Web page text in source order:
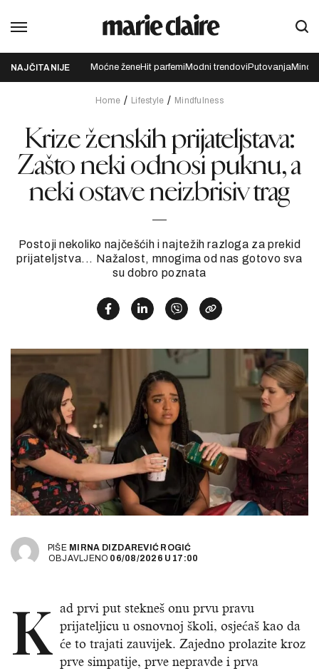
NAJČITANIJE Moćne ženeHit parfemi Modni trendovi Putovanja
Home Lifestyle Mindfulness
Krize ženskih prijateljstava:
Zašto neki odnosi puknu, a
neki ostave neizbrisiv trag
Postoji nekoliko najčešćih i najtežih razloga za prekid
prijateljstva... Nažalost, mnogima od nas gotovo sva
su dobro poznata
PIŠE MIRNA DIZDAREVIĆ ROGIĆ
OBJAVLJENO 06/08/2026 U 17:00
K ad prvi put stekneš onu prvu pravu
prijateljicu u osnovnoj školi, osjećaš kao da
će to trajati zauvijek. Zajedno prolazite kroz
prve simpatije, prve nepravde i prva